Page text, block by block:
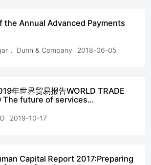
the Annual Advanced Payments
， Dunn & Company 2018-06-05
年世界贸易报告WORLD TRADE
The future of services
2019-10-17
Capital Report 2017:Preparing